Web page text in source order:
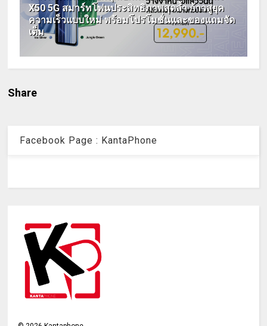
X50 5G สมาร์ทโฟนประสิทธิภาพสุดล้ำ ก้าวสู่ยุค
ความเร็วแบบใหม่ พร้อมโปรโมชั่นและของแถมจัด
เต็ม
Share
Facebook Page : KantaPhone